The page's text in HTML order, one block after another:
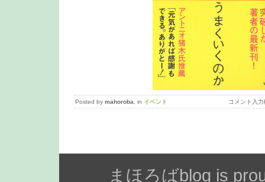
Posted by mahoroba , in イベント コメント入力
まほろばblog is